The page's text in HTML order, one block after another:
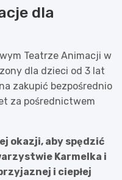
dla
Teatrze Animacji w
dla dzieci od 3 lat
zakupić bezpośrednio
za pośrednictwem
okazji, aby spędzić
Karmelka i
i ciepłej